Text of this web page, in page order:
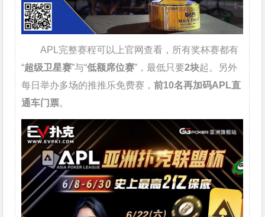
APL完整赛程可以上官网查看，所有奖杯赛都有
“超级卫星赛”与“低额席位赛”，最低只要2块起。另外
每日举办多场的推推乐免费赛，前10名再加码APL直
通车门票。